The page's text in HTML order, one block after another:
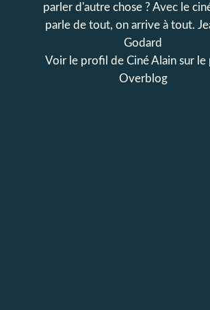
parler d'autre chose ? Avec le
parle de tout, on arrive à tout.
Godard
Voir le profil de Ciné Alainsur le
Overblog